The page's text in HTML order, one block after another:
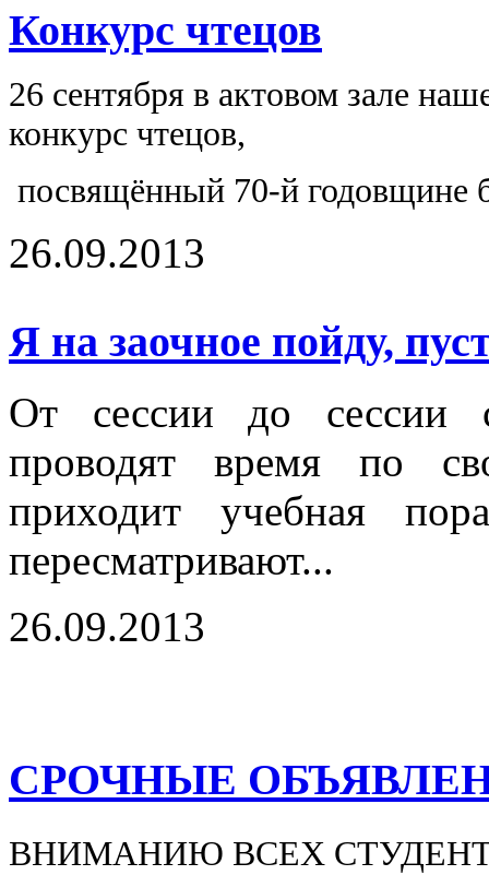
Конкурс чтецов
26 сентября в актовом зале
конкурс чтецов,
посвящённый 70-й годовщине
26.09.2013
Я на заочное пойду,
От сессии до сессии
проводят время по
приходит учебная
пересматривают...
26.09.2013
СРОЧНЫЕ
ВНИМАНИЮ ВСЕХ